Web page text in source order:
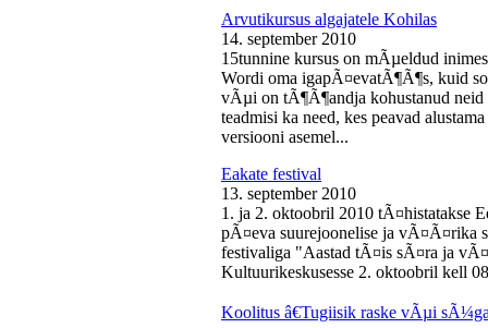
Arvutikursus algajatele Kohilas
14. september 2010
15tunnine kursus on mÃµeldud
Wordi oma igapÃ¤evatÃ¶Ã¶s, kuid
vÃµi on tÃ¶Ã¶andja kohustanud neid
teadmisi ka need, kes peavad
versiooni asemel...
Eakate festival
13. september 2010
1. ja 2. oktoobril 2010 tÃ¤histatakse
pÃ¤eva suurejoonelise ja vÃ¤Ã¤rika
festivaliga "Aastad tÃ¤is sÃ¤ra ja
Kultuurikeskusesse 2. oktoobril kell
Koolitus â€Tugiisik raske vÃµi